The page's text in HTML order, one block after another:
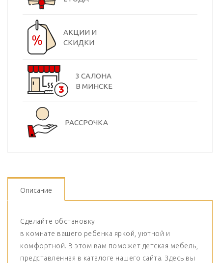
АКЦИИ И
СКИДКИ
3 САЛОНА
В МИНСКЕ
РАССРОЧКА
Описание
Сделайте обстановку
в комнате вашего ребенка яркой, уютной и
комфортной. В этом вам поможет детская мебель,
представленная в каталоге нашего сайта. Здесь вы